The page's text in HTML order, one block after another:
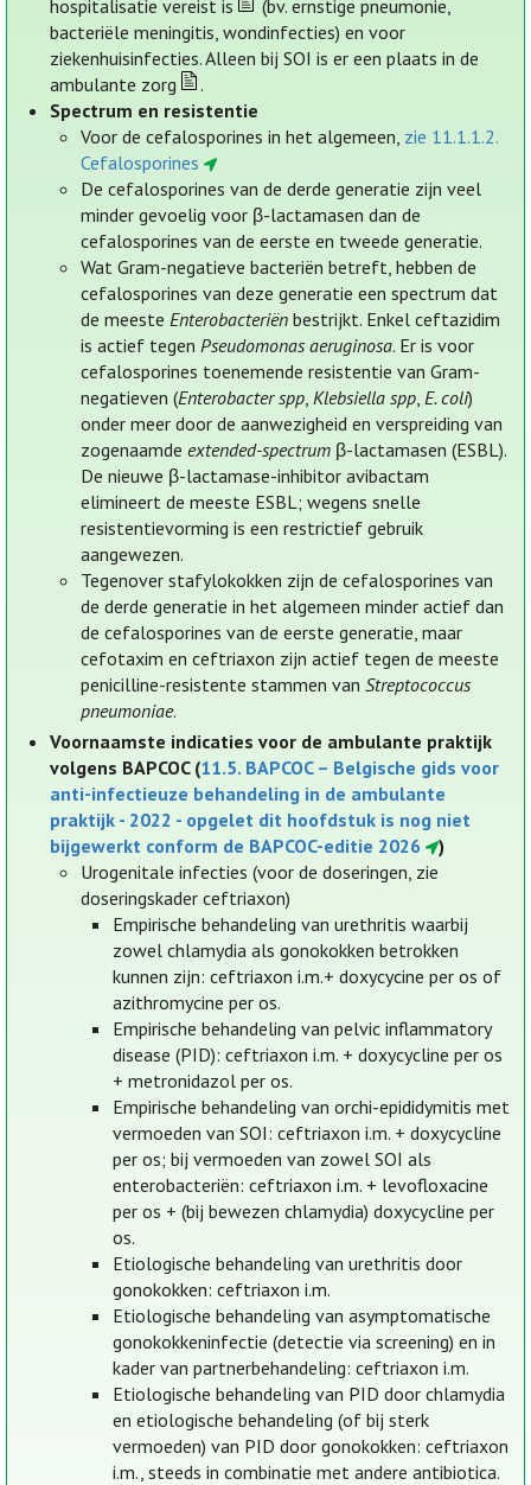
hospitalisatie vereist is
(bv. ernstige pneumonie,
bacteriële meningitis, wondinfecties) en voor
ziekenhuisinfecties. Alleen bij SOI is er een plaats in de
ambulante zorg
.
Spectrum en resistentie
Voor de cefalosporines in het algemeen, zie 11.1.1.2.
Cefalosporines
De cefalosporines van de derde generatie zijn veel
minder gevoelig voor β-lactamasen dan de
cefalosporines van de eerste en tweede generatie.
Wat Gram-negatieve bacteriën betreft, hebben de
cefalosporines van deze generatie een spectrum dat
de meeste Enterobacteriën bestrijkt. Enkel ceftazidim
is actief tegen Pseudomonas aeruginosa. Er is voor
cefalosporines toenemende resistentie van Gram-
negatieven (Enterobacter spp Klebsiella spp E. coli)
onder meer door de aanwezigheid en verspreiding van
zogenaamdeextended-spectrum β-lactamasen (ESBL).
De nieuwe β-lactamase-inhibitor avibactam
elimineert de meeste ESBL; wegens snelle
resistentievorming is een restrictief gebruik
aangewezen.
Tegenover stafylokokken zijn de cefalosporines van
de derde generatie in het algemeen minder actief dan
de cefalosporines van de eerste generatie, maar
cefotaxim en ceftriaxon zijn actief tegen de meeste
penicilline-resistente stammen vanStreptococcus
pneumoniae.
Voornaamste indicaties voor de ambulante praktijk
volgens BAPCOC (11.5. BAPCOC – Belgische gids voor
anti-infectieuze behandeling in de ambulante
praktijk - 2022 - opgelet dit hoofdstuk is nog niet
bijgewerkt conform de BAPCOC-editie 2026
)
Urogenitale infecties (voor de doseringen, zie
doseringskader ceftriaxon)
Empirische behandeling van urethritis waarbij
zowel chlamydia als gonokokken betrokken
kunnen zijn: ceftriaxon i.m.+ doxycycine per os of
azithromycine per os.
Empirische behandeling van pelvic inflammatory
disease (PID): ceftriaxon i.m. + doxycycline per os
+ metronidazol per os.
Empirische behandeling van orchi-epididymitis met
vermoeden van SOI: ceftriaxon i.m. + doxycycline
per os; bij vermoeden van zowel SOI als
enterobacteriën: ceftriaxon i.m. + levofloxacine
per os + (bij bewezen chlamydia) doxycycline per
os.
Etiologische behandeling van urethritis door
gonokokken: ceftriaxon i.m.
Etiologische behandeling van asymptomatische
gonokokkeninfectie (detectie via screening) en in
kader van partnerbehandeling: ceftriaxon i.m.
Etiologische behandeling van PID door chlamydia
en etiologische behandeling (of bij sterk
vermoeden) van PID door gonokokken: ceftriaxon
i.m., steeds in combinatie met andere antibiotica.